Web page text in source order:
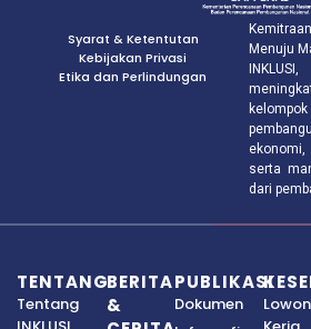
Syarat & Ketentutan
Kebijakan Privasi
Etika dan Perlindungan
Menuju
serta
dari
TENTANG
Tentang
BERITA
&
PUBLIKASI
Dokumen